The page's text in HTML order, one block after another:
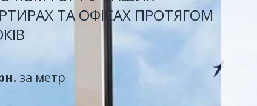
ТА ОФІСАХ ПРОТЯГОМ
за метр